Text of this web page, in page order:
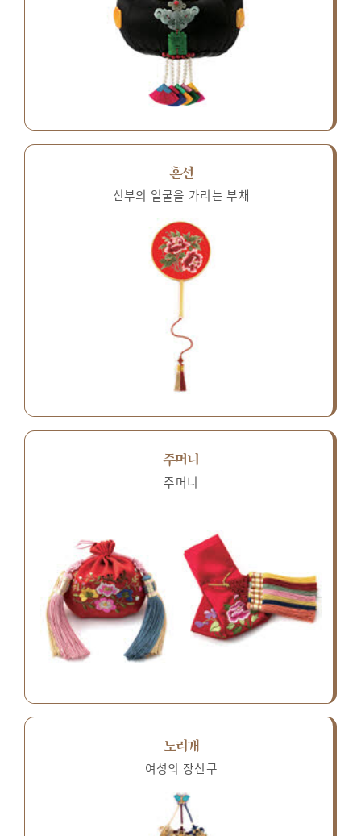
혼선
신부의 얼굴을 가리는 부채
주머니
주머니
노리개
여성의 장신구